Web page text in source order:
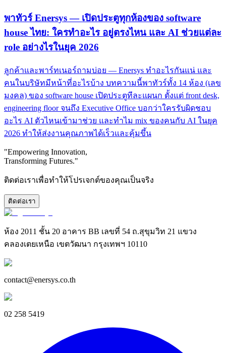
พาทัวร์ Enersys — เปิดประตูทุกห้องของ software
house ไทย: ใครทำอะไร อยู่ตรงไหน และ AI ช่วยแต่ละ
role อย่างไรในยุค 2026
ลูกค้าและพาร์ทเนอร์ถามบ่อย — Enersys ทำอะไรกันแน่ และ
คนในบริษัทมีหน้าที่อะไรบ้าง บทความนี้พาทัวร์ทั้ง 14 ห้อง (เลข
มงคล) ของ software house เปิดประตูทีละแผนก ตั้งแต่ front desk,
engineering floor จนถึง Executive Office บอกว่าใครรับผิดชอบ
อะไร AI ตัวไหนเข้ามาช่วย และทำไม mix ของคนกับ AI ในยุค
2026 ทำให้ส่งงานคุณภาพได้เร็วและคุ้มขึ้น
"Empowering Innovation,
Transforming Futures."
ติดต่อเราเพื่อทำให้โปรเจกต์ของคุณเป็นจริง
ติดต่อเรา
ห้อง 2011 ชั้น 20 อาคาร BB เลขที่ 54 ถ.สุขุมวิท 21 แขวง
คลองเตยเหนือ เขตวัฒนา กรุงเทพฯ 10110
contact@enersys.co.th
02 258 5419